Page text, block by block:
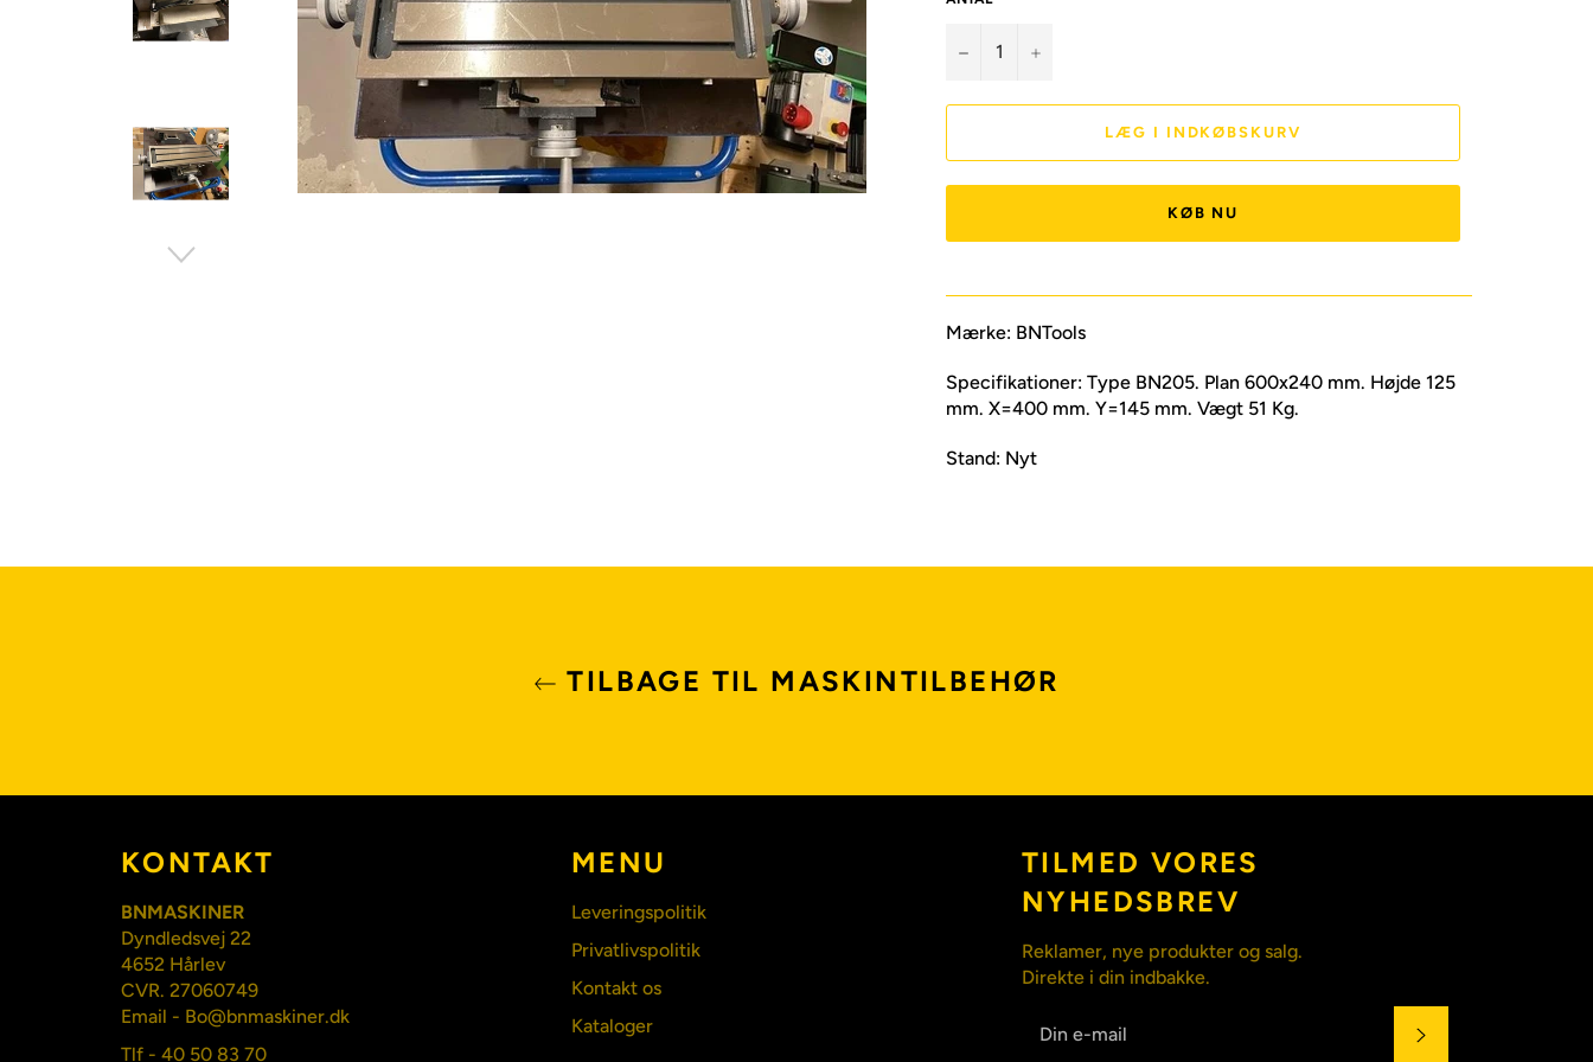
− +
LÆG I INDKØBSKURV
KØB NU
Mærke: BNTools
Specifikationer: Type BN205. Plan 600x240 mm. Højde 125
mm. X=400 mm. Y=145 mm. Vægt 51 Kg.
Stand: Nyt
TILBAGE TIL MASKINTILBEHØR
KONTAKT
BNMASKINER
Dyndledsvej 22
4652 Hårlev
CVR. 27060749
Email - Bo@bnmaskiner.dk
Tlf - 40 50 83 70
MENU
Leveringspolitik
Privatlivspolitik
Kontakt os
Kataloger
TILMED VORES
NYHEDSBREV
Reklamer, nye produkter og salg.
Direkte i din indbakke.